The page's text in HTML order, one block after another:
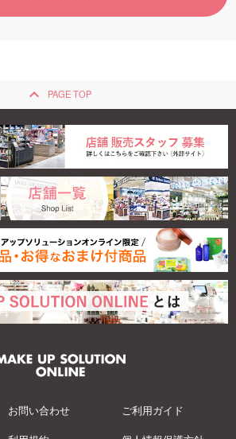
keyboard_arrow_up PAGE TOP
お問い合わせ ご利用ガイド